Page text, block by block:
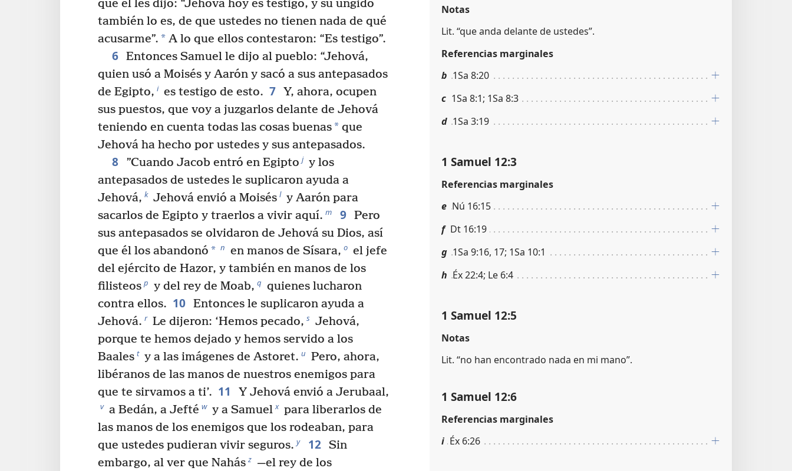
que él les dijo: “Jehová hoy es testigo, y su ungido
también lo es, de que ustedes no tienen nada de qué
acusarme”. * A lo que ellos contestaron: “Es testigo”.
6 Entonces Samuel le dijo al pueblo: “Jehová,
quien usó a Moisés y Aarón y sacó a sus antepasados
de Egipto, i es testigo de esto. 7 Y, ahora, ocupen
sus puestos, que voy a juzgarlos delante de Jehová
teniendo en cuenta todas las cosas buenas* que
Jehová ha hecho por ustedes y sus antepasados.
8 ”Cuando Jacob entró en Egipto j y los
antepasados de ustedes le suplicaron ayuda a
Jehová, k Jehová envió a Moisés l y Aarón para
sacarlos de Egipto y traerlos a vivir aquí. m 9 Pero
sus antepasados se olvidaron de Jehová su Dios, así
que él los abandonó * n en manos de Sísara, o el jefe
del ejército de Hazor, y también en manos de los
filisteos p y del rey de Moab, q quienes lucharon
contra ellos. 10 Entonces le suplicaron ayuda a
Jehová. r Le dijeron: ‘Hemos pecado, s Jehová,
porque te hemos dejado y hemos servido a los
Baales t y a las imágenes de Astoret. u Pero, ahora,
libéranos de las manos de nuestros enemigos para
que te sirvamos a ti’. 11 Y Jehová envió a Jerubaal,
v a Bedán, a Jefté w y a Samuel x para liberarlos de
las manos de los enemigos que los rodeaban, para
que ustedes pudieran vivir seguros. y 12 Sin
embargo, al ver que Nahás z —el rey de los
Notas
Lit. “que anda delante de ustedes”.
Referencias marginales
b 1Sa 8:20
c 1Sa 8:1; 1Sa 8:3
d 1Sa 3:19
1 Samuel 12:3
Referencias marginales
e Nú 16:15
f Dt 16:19
g 1Sa 9:16, 17; 1Sa 10:1
h Éx 22:4; Le 6:4
1 Samuel 12:5
Notas
Lit. “no han encontrado nada en mi mano”.
1 Samuel 12:6
Referencias marginales
i Éx 6:26